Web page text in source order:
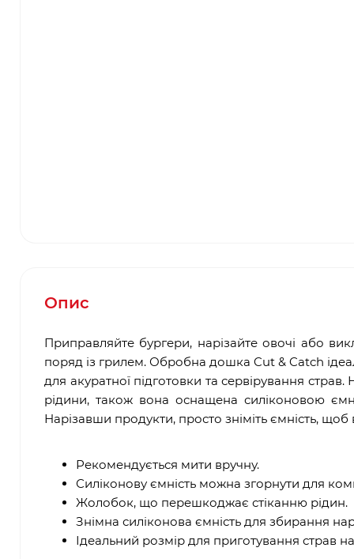
Опис
Приправляйте бургери, нарізайте овочі або
поряд із грилем. Обробна дошка Cut & Catch
для акуратної підготовки та сервірування
рідини, також вона оснащена силіконовою
Нарізавши продукти, просто зніміть ємність,
Рекомендується мити вручну.
Силіконову ємність можна згорнути для
Жолобок, що перешкоджає стіканню рідин.
Знімна силіконова ємність для збирання
Ідеальний розмір для приготування страв